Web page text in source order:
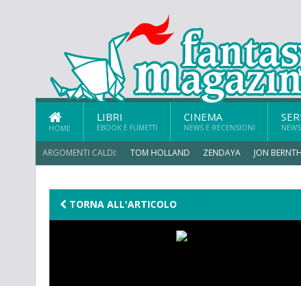
HOME
LIBRI
EBOOK E FUMETTI
CINEMA
NEWS E RECENSIONI
ARGOMENTI CALDI: TOM HOLLAND ZENDAYA JON
TORNA ALL'ARTICOLO